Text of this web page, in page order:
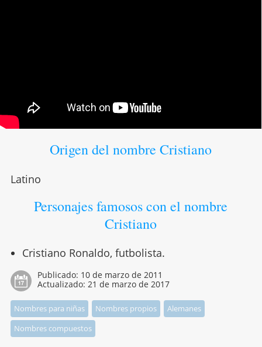
Origen del nombre Cristiano
Latino
Personajes famosos con el nombre
Cristiano
Cristiano Ronaldo, futbolista.
Publicado: 10 de marzo de 2011
Actualizado: 21 de marzo de 2017
Nombres para niñas Nombres propios
Alemanes
Nombres compuestos